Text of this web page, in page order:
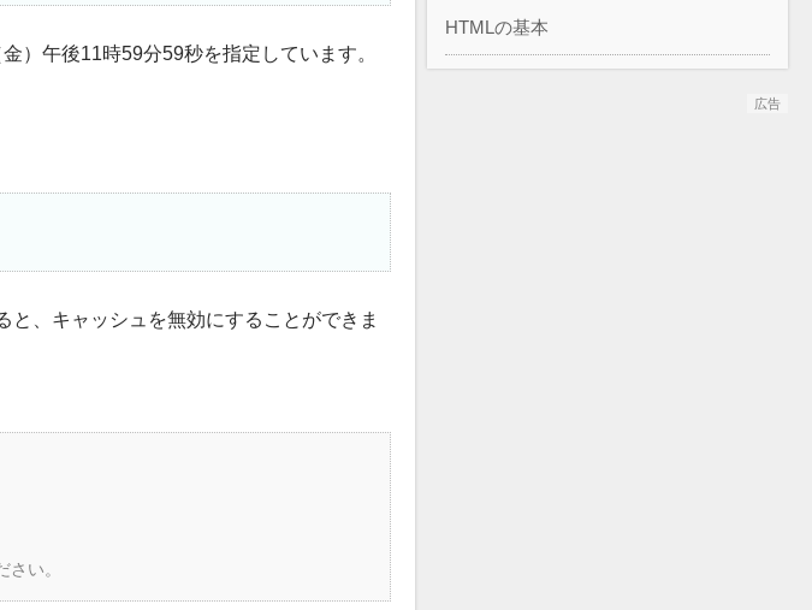
）午後11時59分59秒を指定しています。
と、キャッシュを無効にすることができま
い。
HTMLの基本
広告